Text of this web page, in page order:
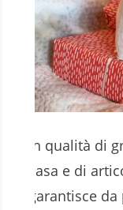
In qualità di
casa e di
garantisce